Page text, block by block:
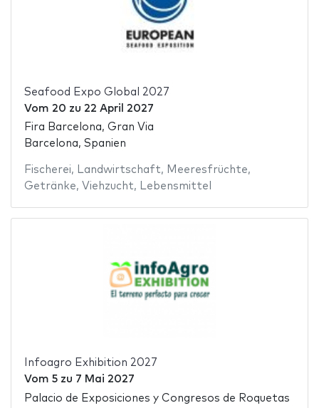
Seafood Expo Global 2027
Vom 20 zu 22 April 2027
Fira Barcelona, Gran Via
Barcelona, Spanien
Fischerei, Landwirtschaft, Meeresfrüchte,
Getränke, Viehzucht, Lebensmittel
Infoagro Exhibition 2027
Vom 5zu 7 Mai 2027
Palacio de Exposiciones y Congresos de Roquetas